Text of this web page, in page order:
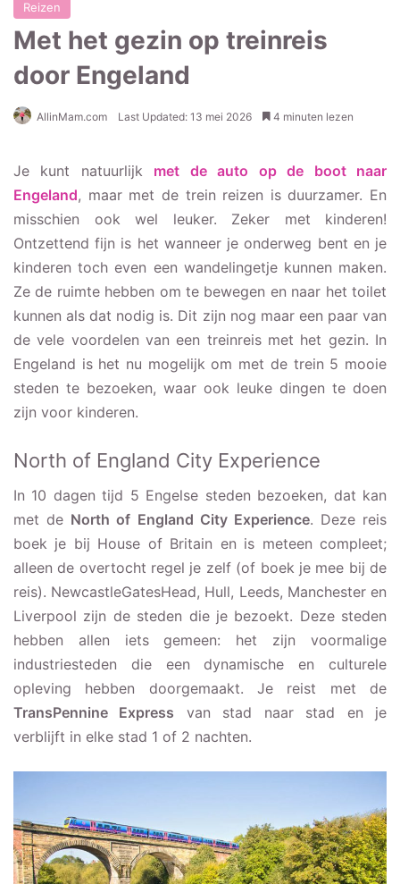
Reizen
Met het gezin op treinreis
door Engeland
AllinMam.com Last Updated: 13 mei 2026 4 minuten lezen
Je kunt natuurlijk met de auto op de boot naar
Engeland, maar met de trein reizen is duurzamer. En
misschien ook wel leuker. Zeker met kinderen!
Ontzettend fijn is het wanneer je onderweg bent en je
kinderen toch even een wandelingetje kunnen maken.
Ze de ruimte hebben om te bewegen en naar het toilet
kunnen als dat nodig is. Dit zijn nog maar een paar van
de vele voordelen van een treinreis met het gezin. In
Engeland is het nu mogelijk om met de trein 5 mooie
steden te bezoeken, waar ook leuke dingen te doen
zijn voor kinderen.
North of England City Experience
In 10 dagen tijd 5 Engelse steden bezoeken, dat kan
met de North of England City Experience. Deze reis
boek je bij House of Britain en is meteen compleet;
alleen de overtocht regel je zelf (of boek je mee bij de
reis). NewcastleGatesHead, Hull, Leeds, Manchester en
Liverpool zijn de steden die je bezoekt. Deze steden
hebben allen iets gemeen: het zijn voormalige
industriesteden die een dynamische en culturele
opleving hebben doorgemaakt. Je reist met de
TransPennine Express van stad naar stad en je
verblijft in elke stad 1 of 2 nachten.